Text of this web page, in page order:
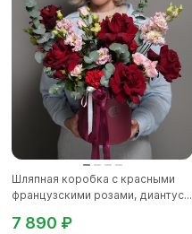
Шляпная коробка с красными
французскими розами, диантус...
7 890 ₽